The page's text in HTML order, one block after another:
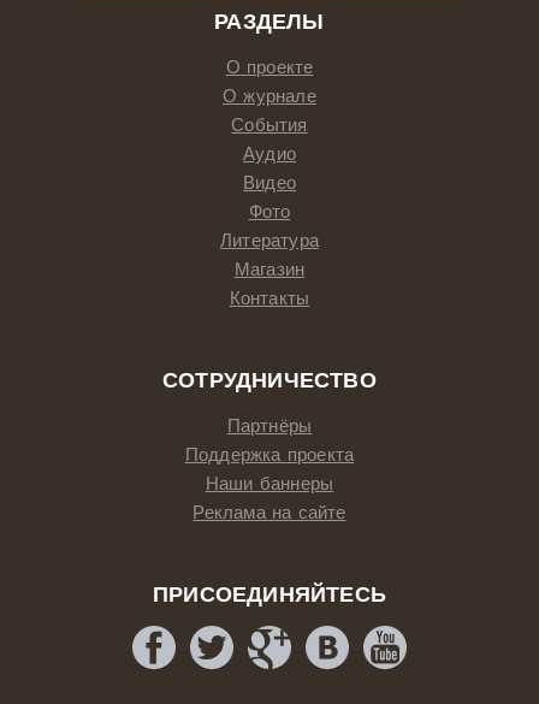
РАЗДЕЛЫ
О проекте
О журнале
События
Аудио
Видео
Фото
Литература
Магазин
Контакты
СОТРУДНИЧЕСТВО
Партнёры
Поддержка проекта
Наши баннеры
Реклама на сайте
ПРИСОЕДИНЯЙТЕСЬ